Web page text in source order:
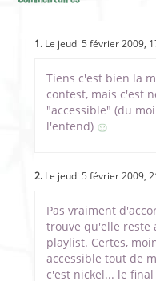
1.Le jeudi 5 février 2009,
Tiens c'est bien la
contest, mais c'est
"accessible" (du
l'entend)
2.Le jeudi 5 février 2009,
Pas vraiment
trouve qu'elle reste
playlist. Certes,
accessible tout de
c'est nickel... le